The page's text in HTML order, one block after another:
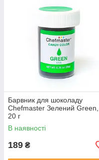
Барвник для шоколаду
Chefmaster Зелений Green,
20 г
В наявності
189 ₴